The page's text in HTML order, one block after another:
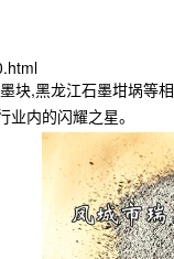
块,黑龙江石墨坩埚等
业内的闪耀之星。